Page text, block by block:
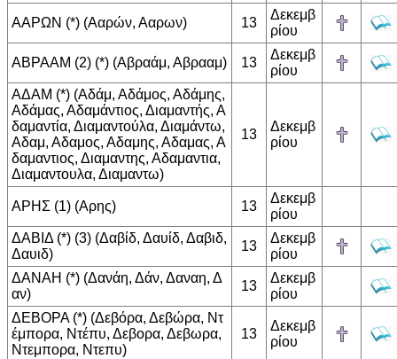
ΑΑΡΩΝ (*) (Ααρών, Ααρων) 13
Δεκεμβ
ρίου
ΑΒΡΑΑΜ (2) (*) (Αβραάμ, Αβρααμ) 13
Δεκεμβ
ρίου
ΑΔΑΜ (*) (Αδάμ, Αδάμος, Αδάμης,
Αδάμας, Αδαμάντιος, Διαμαντής, Α
δαμαντία, Διαμαντούλα, Διαμάντω,
Αδαμ, Αδαμος, Αδαμης, Αδαμας, Α
δαμαντιος, Διαμαντης, Αδαμαντια,
Διαμαντουλα, Διαμαντω)
13
Δεκεμβ
ρίου
ΑΡΗΣ (1) (Αρης) 13
Δεκεμβ
ρίου
ΔΑΒΙΔ (*) (3) (Δαβίδ, Δαυίδ, Δαβιδ,
Δαυιδ)
13
Δεκεμβ
ρίου
ΔΑΝΑΗ (*) (Δανάη, Δάν, Δαναη, Δ
αν)
13
Δεκεμβ
ρίου
ΔΕΒΟΡΑ (*) (Δεβόρα, Δεβώρα, Ντ
έμπορα, Ντέπυ, Δεβορα, Δεβωρα,
Ντεμπορα, Ντεπυ)
13
Δεκεμβ
ρίου